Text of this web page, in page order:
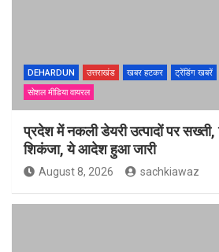
DEHARDUN उत्तराखंड खबर हटकर ट्रेंडिंग खबरें
सोशल मीडिया वायरल
प्रदेश में नकली डेयरी उत्पादों पर सख्ती,
शिकंजा, ये आदेश हुआ जारी
August 8, 2026 sachkiawaz